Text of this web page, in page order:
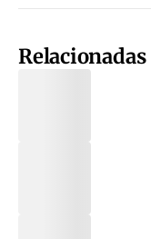
Relacionadas